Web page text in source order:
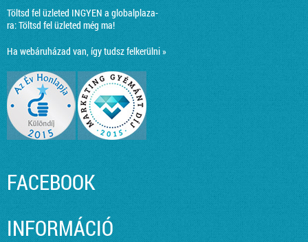
Töltsd fel üzleted INGYEN a globalplaza-
ra:Töltsd fel üzleted még ma!
Ha webáruházad van, így tudsz felkerülni »
FACEBOOK
INFORMÁCIÓ